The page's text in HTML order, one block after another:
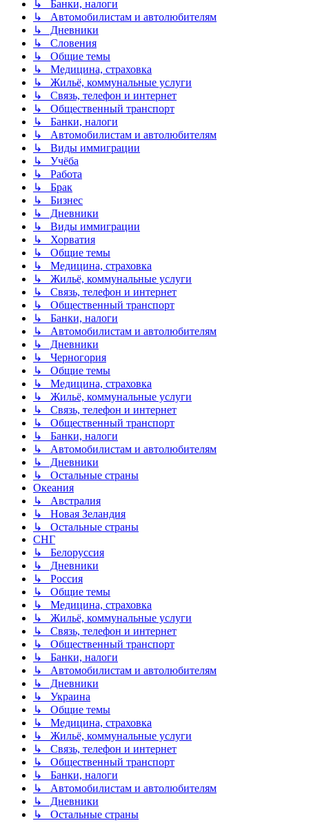
↳ Банки, налоги
↳ Автомобилистам и автолюбителям
↳ Дневники
↳ Словения
↳ Общие темы
↳ Медицина, страховка
↳ Жильё, коммунальные услуги
↳ Связь, телефон и интернет
↳ Общественный транспорт
↳ Банки, налоги
↳ Автомобилистам и автолюбителям
↳ Виды иммиграции
↳ Учёба
↳ Работа
↳ Брак
↳ Бизнес
↳ Дневники
↳ Виды иммиграции
↳ Хорватия
↳ Общие темы
↳ Медицина, страховка
↳ Жильё, коммунальные услуги
↳ Связь, телефон и интернет
↳ Общественный транспорт
↳ Банки, налоги
↳ Автомобилистам и автолюбителям
↳ Дневники
↳ Черногория
↳ Общие темы
↳ Медицина, страховка
↳ Жильё, коммунальные услуги
↳ Связь, телефон и интернет
↳ Общественный транспорт
↳ Банки, налоги
↳ Автомобилистам и автолюбителям
↳ Дневники
↳ Остальные страны
Океания
↳ Австралия
↳ Новая Зеландия
↳ Остальные страны
СНГ
↳ Белоруссия
↳ Дневники
↳ Россия
↳ Общие темы
↳ Медицина, страховка
↳ Жильё, коммунальные услуги
↳ Связь, телефон и интернет
↳ Общественный транспорт
↳ Банки, налоги
↳ Автомобилистам и автолюбителям
↳ Дневники
↳ Украина
↳ Общие темы
↳ Медицина, страховка
↳ Жильё, коммунальные услуги
↳ Связь, телефон и интернет
↳ Общественный транспорт
↳ Банки, налоги
↳ Автомобилистам и автолюбителям
↳ Дневники
↳ Остальные страны